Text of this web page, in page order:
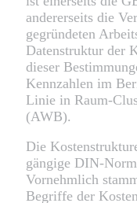
andererseits die
gegründeten
Datenstruktur der
dieser
Kennzahlen im
Linie in Raum-
(AWB).
Die
gängige DIN-
Vornehmlich
Begriffe der